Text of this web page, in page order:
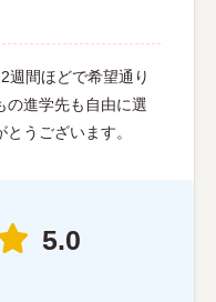
週間ほどで希望通り
の進学先も自由に選
うございます。
5.0